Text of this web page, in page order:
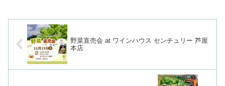
野菜直売会 at ワインハウス センチュリー 芦屋
本店